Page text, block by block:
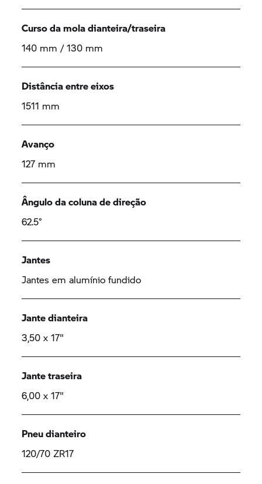
Curso da mola dianteira/traseira
140 mm / 130 mm
Distância entre eixos
1511 mm
Avanço
127 mm
Ângulo da coluna de direção
62.5°
Jantes
Jantes em alumínio fundido
Jante dianteira
3,50 x 17"
Jante traseira
6,00 x 17"
Pneu dianteiro
120/70 ZR17